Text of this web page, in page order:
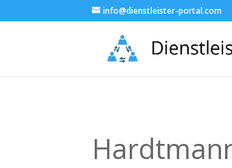
info@dienstleister-portal.com